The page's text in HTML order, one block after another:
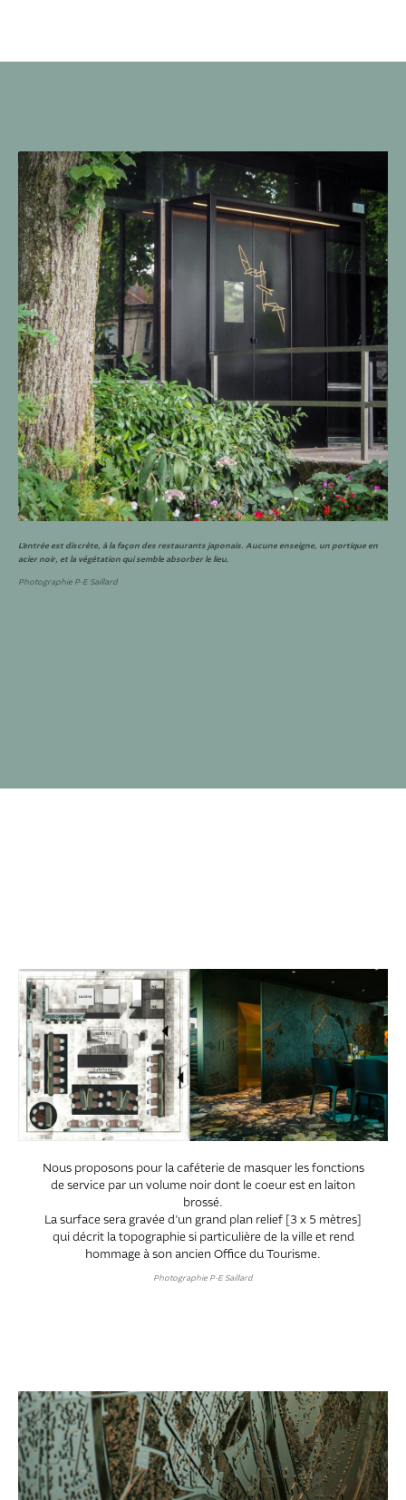
L’entrée est discrète, à la façon des restaurants japonais. Aucune enseigne, un portique en
acier noir, et la végétation qui semble absorber le lieu.
Photographie P-E Saillard
Nous proposons pour la caféterie de masquer les fonctions
de service par un volume noir dont le coeur est en laiton
brossé.
La surface sera gravée d’un grand plan relief [3 x 5 mètres]
qui décrit la topographie si particulière de la ville et rend
hommage à son ancien Office du Tourisme.
Photographie P-E Saillard